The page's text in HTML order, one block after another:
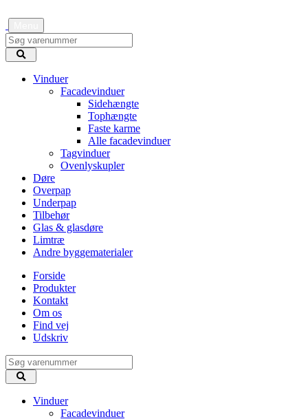
Vinduer
Facadevinduer
Sidehængte
Tophængte
Faste karme
Alle facadevinduer
Tagvinduer
Ovenlyskupler
Døre
Overpap
Underpap
Tilbehør
Glas & glasdøre
Limtræ
Andre byggematerialer
Forside
Produkter
Kontakt
Om os
Find vej
Udskriv
Vinduer
Facadevinduer